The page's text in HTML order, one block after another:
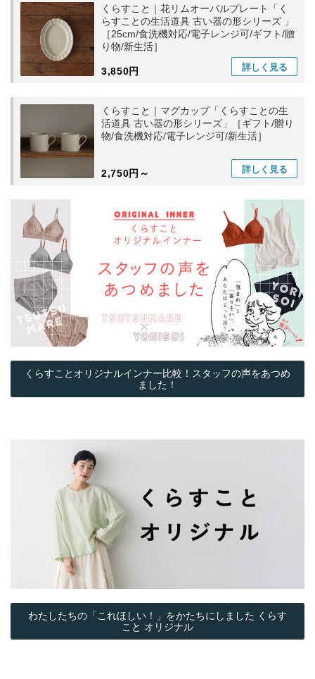
くらすこと｜花リムオーバルプレート「く
らすことの生活道具 古い器の形シリーズ 」
［25cm/食洗機対応/電子レンジ可/ギフト/贈
り物/新生活］
3,850円 詳しく 見る
くらすこと｜マグカップ「くらすことの生
活道具 古い器の形シリーズ」［ギフト/贈り
物/食洗機対応/電子レンジ可/新生活］
2,750円～ 詳しく 見る
くらすことオリジナルインナー比較！スタッフの声をあつめ
ました！
わたしたちの「これほしい！」をかたちにしました くらす
こと オリジナル